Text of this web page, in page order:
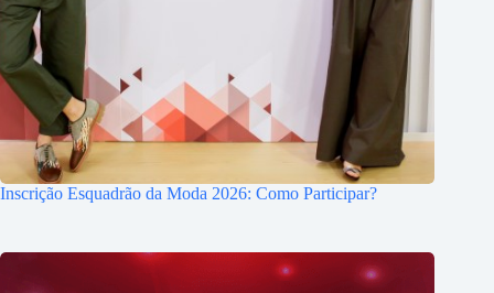
Inscrição Esquadrão da Moda 2026: Como Participar?